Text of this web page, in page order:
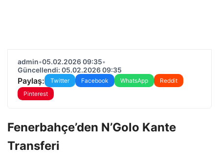
admin•05.02.2026 09:35•
Güncellendi: 05.02.2026 09:35
Paylaş: Twitter Facebook WhatsApp
Reddit
Pinterest
Fenerbahçe’den N’Golo Kante
Transferi